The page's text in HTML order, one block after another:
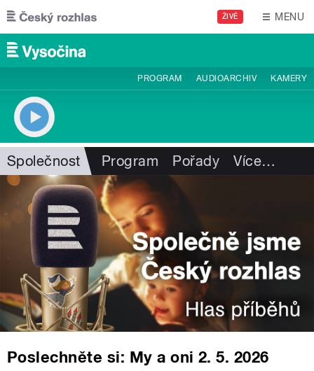
Přejít k hlavnímu obsahu
ŽIVĚ MENU
PROGRAM AUDIOARCHIV KAMERY
Společnost Program Pořady Více…
Poslechněte si: My a oni 2. 5. 2026